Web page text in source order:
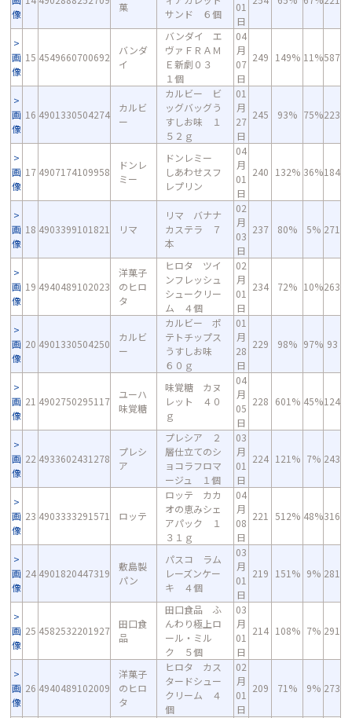
像
菓
サンド ６個
01
日
画
像
15 4549660700692
バンダ
イ
バンダイ エ
ヴァＦＲＡＭ
Ｅ新劇０３
１個
04
月
07
日
249 149% 11%587
画
像
16 4901330504274
カルビ
ー
カルビー ビ
ッグバッグう
すしお味 １
５２ｇ
01
月
27
日
245 93% 75%223
画
像
17 4907174109958
ドンレ
ミー
ドンレミー
しあわせスフ
レプリン
04
月
01
日
240 132% 36%184
画
像
18 4903399101821 リマ
リマ バナナ
カステラ ７
本
02
月
03
日
237 80% 5% 271
画
像
19 4940489102023
洋菓子
のヒロ
タ
ヒロタ ツイ
ンフレッシュ
シュークリー
ム ４個
02
月
01
日
234 72% 10%263
画
像
20 4901330504250
カルビ
ー
カルビー ポ
テトチップス
うすしお味
６０ｇ
01
月
28
日
229 98% 97% 93
画
像
21 4902750295117
ユーハ
味覚糖
味覚糖 カヌ
レット ４０
ｇ
04
月
05
日
228 601% 45%124
画
像
22 4933602431278
プレシ
ア
プレシア ２
層仕立てのシ
ョコラフロマ
ージュ １個
03
月
01
日
224 121% 7% 243
画
像
23 4903333291571 ロッテ
ロッテ カカ
オの恵みシェ
アパック １
３１ｇ
04
月
08
日
221 512% 48%316
画
像
24 4901820447319
敷島製
パン
パスコ ラム
レーズンケー
キ ４個
03
月
01
日
219 151% 9% 281
画
像
25 4582532201927
田口食
品
田口食品 ふ
んわり極上ロ
ール・ミル
ク ５個
03
月
01
日
214 108% 7% 291
画
像
26 4940489102009
洋菓子
のヒロ
タ
ヒロタ カス
タードシュー
クリーム ４
個
02
月
01
日
209 71% 9% 273